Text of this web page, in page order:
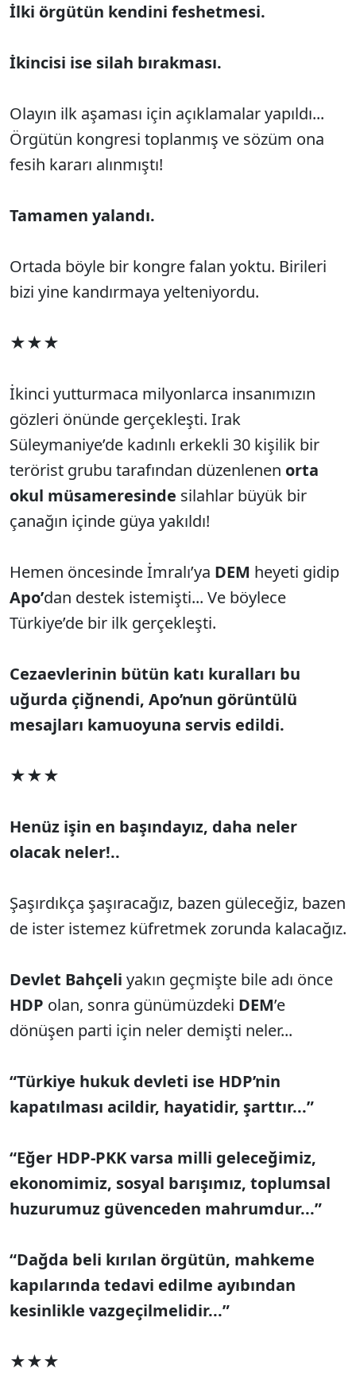
İlki örgütün kendini feshetmesi.
İkincisi ise silah bırakması.
Olayın ilk aşaması için açıklamalar yapıldı...
Örgütün kongresi toplanmış ve sözüm ona
fesih kararı alınmıştı!
Tamamen yalandı.
Ortada böyle bir kongre falan yoktu. Birileri
bizi yine kandırmaya yelteniyordu.
★★★
İkinci yutturmaca milyonlarca insanımızın
gözleri önünde gerçekleşti. Irak
Süleymaniye’de kadınlı erkekli 30 kişilik bir
terörist grubu tarafından düzenlenen orta
okul müsameresinde silahlar büyük bir
çanağın içinde güya yakıldı!
Hemen öncesinde İmralı’ya DEM heyeti gidip
Apo’dan destek istemişti... Ve böylece
Türkiye’de bir ilk gerçekleşti.
Cezaevlerinin bütün katı kuralları bu
uğurda çiğnendi, Apo’nun görüntülü
mesajları kamuoyuna servis edildi.
★★★
Henüz işin en başındayız, daha neler
olacak neler!..
Şaşırdıkça şaşıracağız, bazen güleceğiz, bazen
de ister istemez küfretmek zorunda kalacağız.
Devlet Bahçeli yakın geçmişte bile adı önce
HDP olan, sonra günümüzdeki DEM’e
dönüşen parti için neler demişti neler...
“Türkiye hukuk devleti ise HDP’nin
kapatılması acildir, hayatidir, şarttır...”
“Eğer HDP-PKK varsa milli geleceğimiz,
ekonomimiz, sosyal barışımız, toplumsal
huzurumuz güvenceden mahrumdur...”
“Dağda beli kırılan örgütün, mahkeme
kapılarında tedavi edilme ayıbından
kesinlikle vazgeçilmelidir...”
★★★